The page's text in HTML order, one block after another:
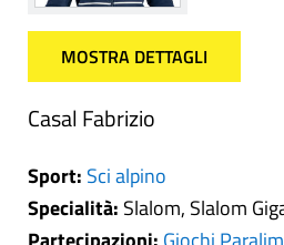
MOSTRA DETTAGLI
Casal Fabrizio
Sport: Sci alpino
Specialità: Slalom, Slalom